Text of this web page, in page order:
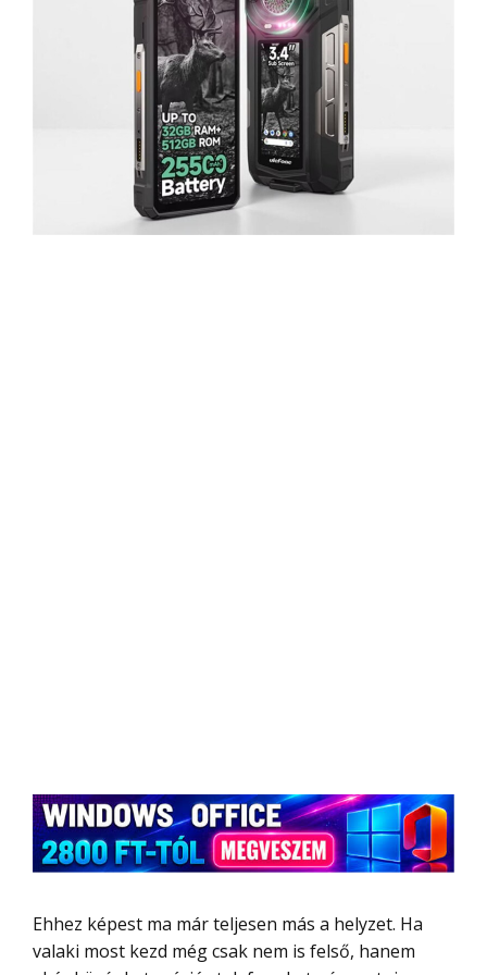
Ehhez képest ma már teljesen más a helyzet. Ha
valaki most kezd még csak nem is felső, hanem